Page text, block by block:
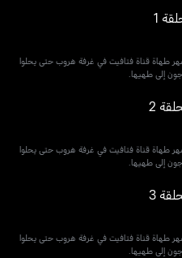
طهاة قناة فتافيت في غرفة هروب حتى يحلوا
إلى طهيها.
طهاة قناة فتافيت في غرفة هروب حتى يحلوا
إلى طهيها.
طهاة قناة فتافيت في غرفة هروب حتى يحلوا
إلى طهيها.